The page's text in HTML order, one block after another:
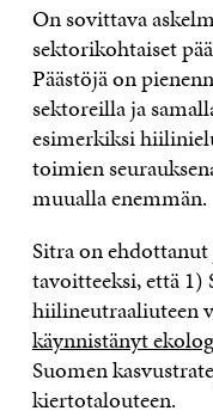
On sovittava
sektorikohtaiset
Päästöjä on
sektoreilla ja
esimerkiksi
toimien
muualla enemmän.
Sitra on
tavoitteeksi, että
hiilineutraaliuteen
käynnistänyt
Suomen
kiertotalouteen.